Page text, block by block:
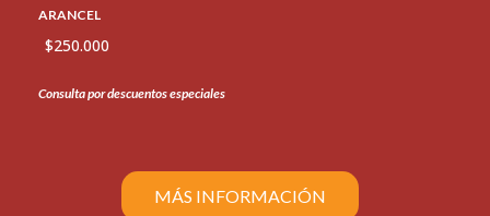
ARANCEL
$250.000
Consulta por descuentos especiales
MÁS INFORMACIÓN